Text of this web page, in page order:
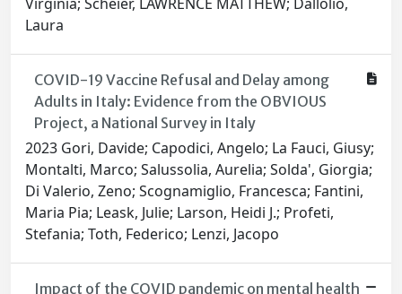
Laura
COVID-19 Vaccine Refusal and Delay among
Adults in Italy: Evidence from the OBVIOUS
Project, a National Survey in Italy
2023 Gori, Davide; Capodici, Angelo; La Fauci, Giusy;
Montalti, Marco; Salussolia, Aurelia; Solda', Giorgia;
Di Valerio, Zeno; Scognamiglio, Francesca; Fantini,
Maria Pia; Leask, Julie; Larson, Heidi J.; Profeti,
Stefania; Toth, Federico; Lenzi, Jacopo
Impact of the COVID pandemic on mental health